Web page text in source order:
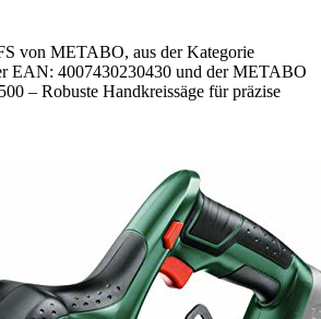
von METABO, aus der Kategorie
EAN: 4007430230430 und der METABO
– Robuste Handkreissäge für präzise